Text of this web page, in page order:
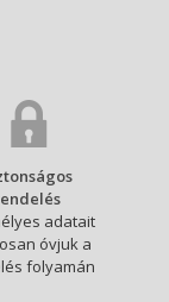
adatait
óvjuk a
folyamán